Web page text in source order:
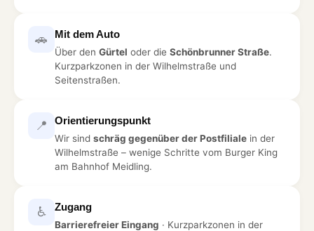
🚗 Mit dem Auto
Über den Gürtel oder die Schönbrunner Straße.
Kurzparkzonen in der Wilhelmstraße und
Seitenstraßen.
📍 Orientierungspunkt
Wir sind schräg gegenüber der Postfiliale in der
Wilhelmstraße – wenige Schritte vom Burger King
am Bahnhof Meidling.
♿ Zugang
Barrierefreier Eingang · Kurzparkzonen in der